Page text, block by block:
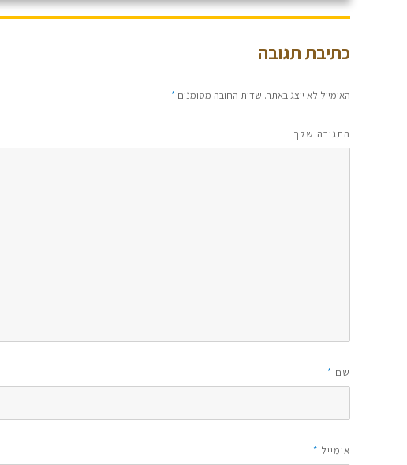
כתיבת תגובה
האימייל לא יוצג באתר. שדות החובה מסומנים *
התגובה שלך
שם *
אימייל *